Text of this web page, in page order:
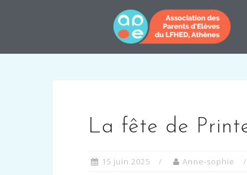
La fête de
15 juin 2025 Anne-sophie